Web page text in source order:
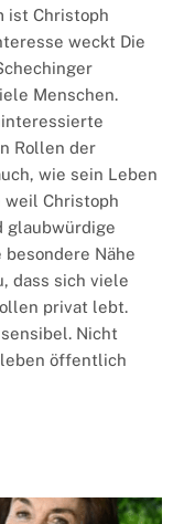
ist Christoph
weckt Die
Menschen.
Rollen der
wie sein Leben
weil Christoph
glaubwürdige
Nähe
dass sich viele
privat lebt.
Nicht
öffentlich